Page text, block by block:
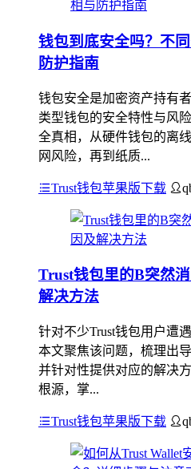
钱包到底安全吗？不
防护指南
钱包安全是加密资产持有
类型钱包的安全特性与风
全真相，从硬件钱包的离
网风险，再到纸质...
Trust钱包苹果版下载
Trust钱包里的B突然
解决方法
针对不少Trust钱包用户遭
本文聚焦该问题，梳理出
并针对性提供对应的解决
根源，掌...
Trust钱包苹果版下载